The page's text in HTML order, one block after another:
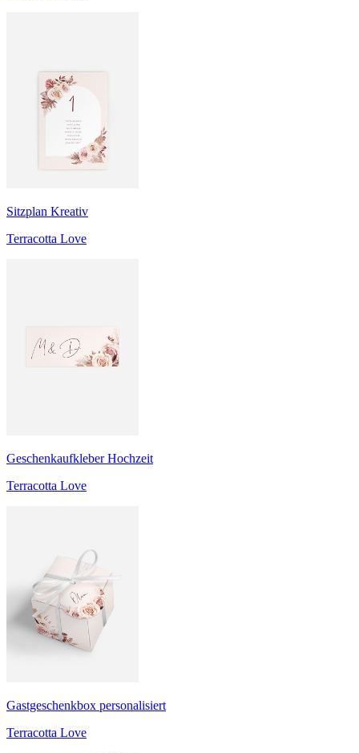
Sitzplan Kreativ
Terracotta Love
Geschenkaufkleber Hochzeit
Terracotta Love
Gastgeschenkbox personalisiert
Terracotta Love